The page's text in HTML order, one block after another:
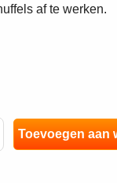
af te werken.